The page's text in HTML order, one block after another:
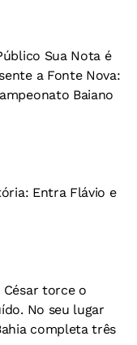
Sua Nota é
a Fonte Nova:
Baiano
Entra Flávio e
torce o
No seu lugar
completa três